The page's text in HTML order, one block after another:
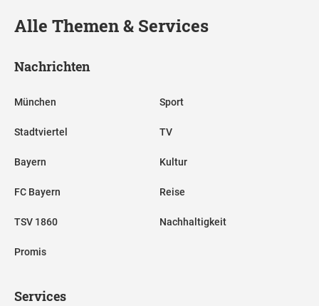
Alle Themen & Services
Nachrichten
München
Stadtviertel
Bayern
FC Bayern
TSV 1860
Promis
Sport
TV
Kultur
Reise
Nachhaltigkeit
Services